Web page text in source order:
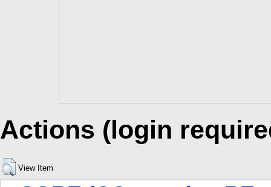
Actions (login
View Item